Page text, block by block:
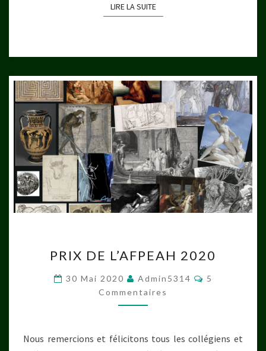
LIRE LA SUITELIRE LA SUITE
DE
L’AFPEAH
2020
PRIX DE L’AFPEAH 2020
30 Mai 2020 Admin5314
5
Commentaires
Nous remercions et félicitons tous les collégiens et